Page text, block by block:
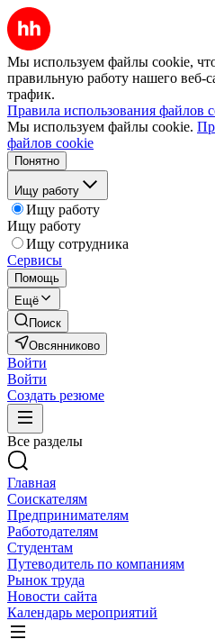
Мы используем файлы cookie,
правильную работу нашего веб-
трафик.
Правила использования файлов
Мы используем файлы cookie.
файлов cookie
Понятно
Ищу работу
Ищу работу
Ищу работу
Ищу сотрудника
Сервисы
Помощь
Ещё
Поиск
Овсянниково
Войти
Войти
Создать резюме
Все разделы
Главная
Соискателям
Предпринимателям
Работодателям
Студентам
Путеводитель по компаниям
Рынок труда
Новости сайта
Календарь мероприятий